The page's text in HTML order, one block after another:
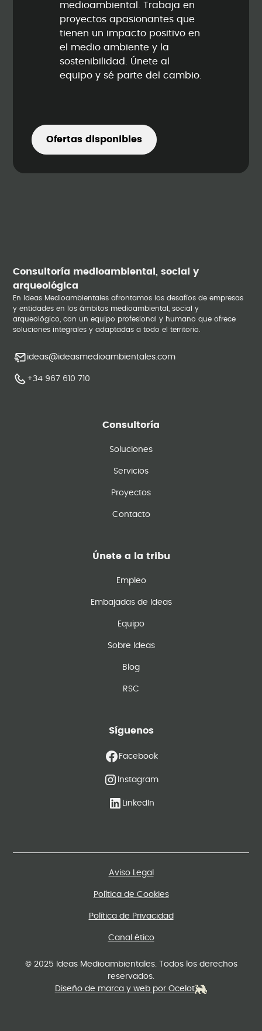
medioambiental. Trabaja en
proyectos apasionantes que
tienen un impacto positivo en
el medio ambiente y la
sostenibilidad. Únete al
equipo y sé parte del cambio.
Ofertas disponibles
Consultoría medioambiental, social y
arqueológica
En Ideas Medioambientales afrontamos los desafíos de empresas
y entidades en los ámbitos medioambiental, social y
arqueológico, con un equipo profesional y humano que ofrece
soluciones integrales y adaptadas a todo el territorio.
ideas@ideasmedioambientales.com
+34 967 610 710
Consultoría
Soluciones
Servicios
Proyectos
Contacto
Únete a la tribu
Empleo
Embajadas de Ideas
Equipo
Sobre Ideas
Blog
RSC
Síguenos
Facebook
Instagram
LinkedIn
© 2025 Ideas Medioambientales. Todos los derechos
reservados.
Diseño de marca y web por Ocelot
Aviso Legal
Política de Cookies
Política de Privacidad
Canal ético